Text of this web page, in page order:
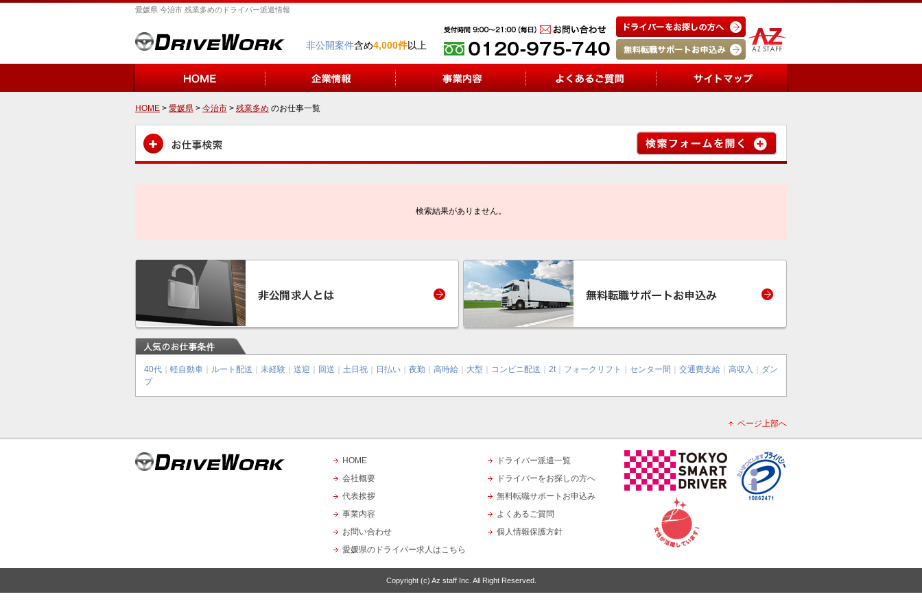
愛媛県 今治市 残業多めのドライバー派遣情報
非公開案件含め4,000件以上
HOME > 愛媛県 > 今治市 > 残業多め のお仕事一覧
検索結果がありません。
40代 軽自動車 ルート配送 未経験 送迎 回送 土日祝 日払い 夜勤 高時給 大型 コンビニ配送 2t｜ フォークリフト センター間 交通費支給 高収入
ダン
プ
ページ上部へ
HOME
会社概要
代表挨拶
事業内容
お問い合わせ
愛媛県のドライバー求人はこちら
ドライバー派遣一覧
ドライバーをお探しの方へ
無料転職サポートお申込み
よくあるご質問
個人情報保護方針
Copyright (c) Az staff Inc. All Right Reserved.